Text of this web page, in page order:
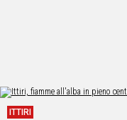
ITTIRI